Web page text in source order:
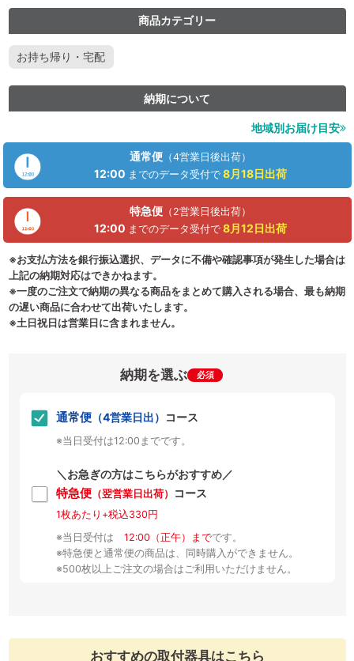
商品カテゴリー
お持ち帰り・宅配
納期について
地域別お届け目安
通常便 （4営業日後出荷）
12:00 までのデータ受付で 8月18日出荷
特急便 （2営業日後出荷）
12:00 までのデータ受付で 8月12日 出荷
※お支払方法を銀行振込選択、データに不備や確認事項が発生した場合は
上記の納期対応はできかねます。
※一度のご注文で納期の異なる商品をまとめて購入される場合、最も納期
の遅い商品に合わせて出荷いたします。
※土日祝日は営業日に含まれません。
納期を選ぶ 必須
通常便（4営業日出） コース
※当日受付は12:00までです。
＼お急ぎの方はこちらがおすすめ／
特急便 （翌営業日出荷） コース
1枚あたり+税込330円
※当日受付は 12:00（正午）までです。
※特急便と通常便の商品は、同時購入ができません。
※500枚以上ご注文の場合はご利用いただけません。
おすすめの取付器具はこちら